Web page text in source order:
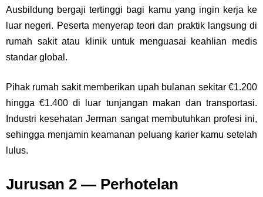
Ausbildung bergaji tertinggi bagi kamu yang ingin kerja ke
luar negeri. Peserta menyerap teori dan praktik langsung di
rumah sakit atau klinik untuk menguasai keahlian medis
standar global.
Pihak rumah sakit memberikan upah bulanan sekitar €1.200
hingga €1.400 di luar tunjangan makan dan transportasi.
Industri kesehatan Jerman sangat membutuhkan profesi ini,
sehingga menjamin keamanan peluang karier kamu setelah
lulus.
Jurusan 2 — Perhotelan